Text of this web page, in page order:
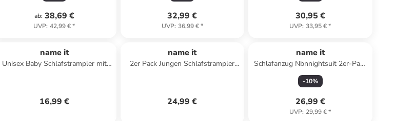
ab: 38,69 €
UVP: 42,99 €*
32,99 €
UVP: 36,99 €*
30,95 €
UVP: 33,95 €*
name it
Unisex Baby Schlafstrampler mit
16,99 €
name it
2er Pack Jungen Schlafstrampler
24,99 €
name it
Schlafanzug Nbnnightsuit 2er-Pack
Schlafstrampler in jet stream
-10%
26,99 €
UVP: 29,99 €*